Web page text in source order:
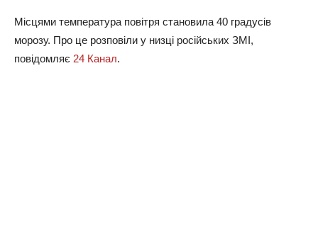
Місцями температура повітря становила 40 градусів
морозу. Про це розповіли у низці російських ЗМІ,
повідомляє 24 Канал.